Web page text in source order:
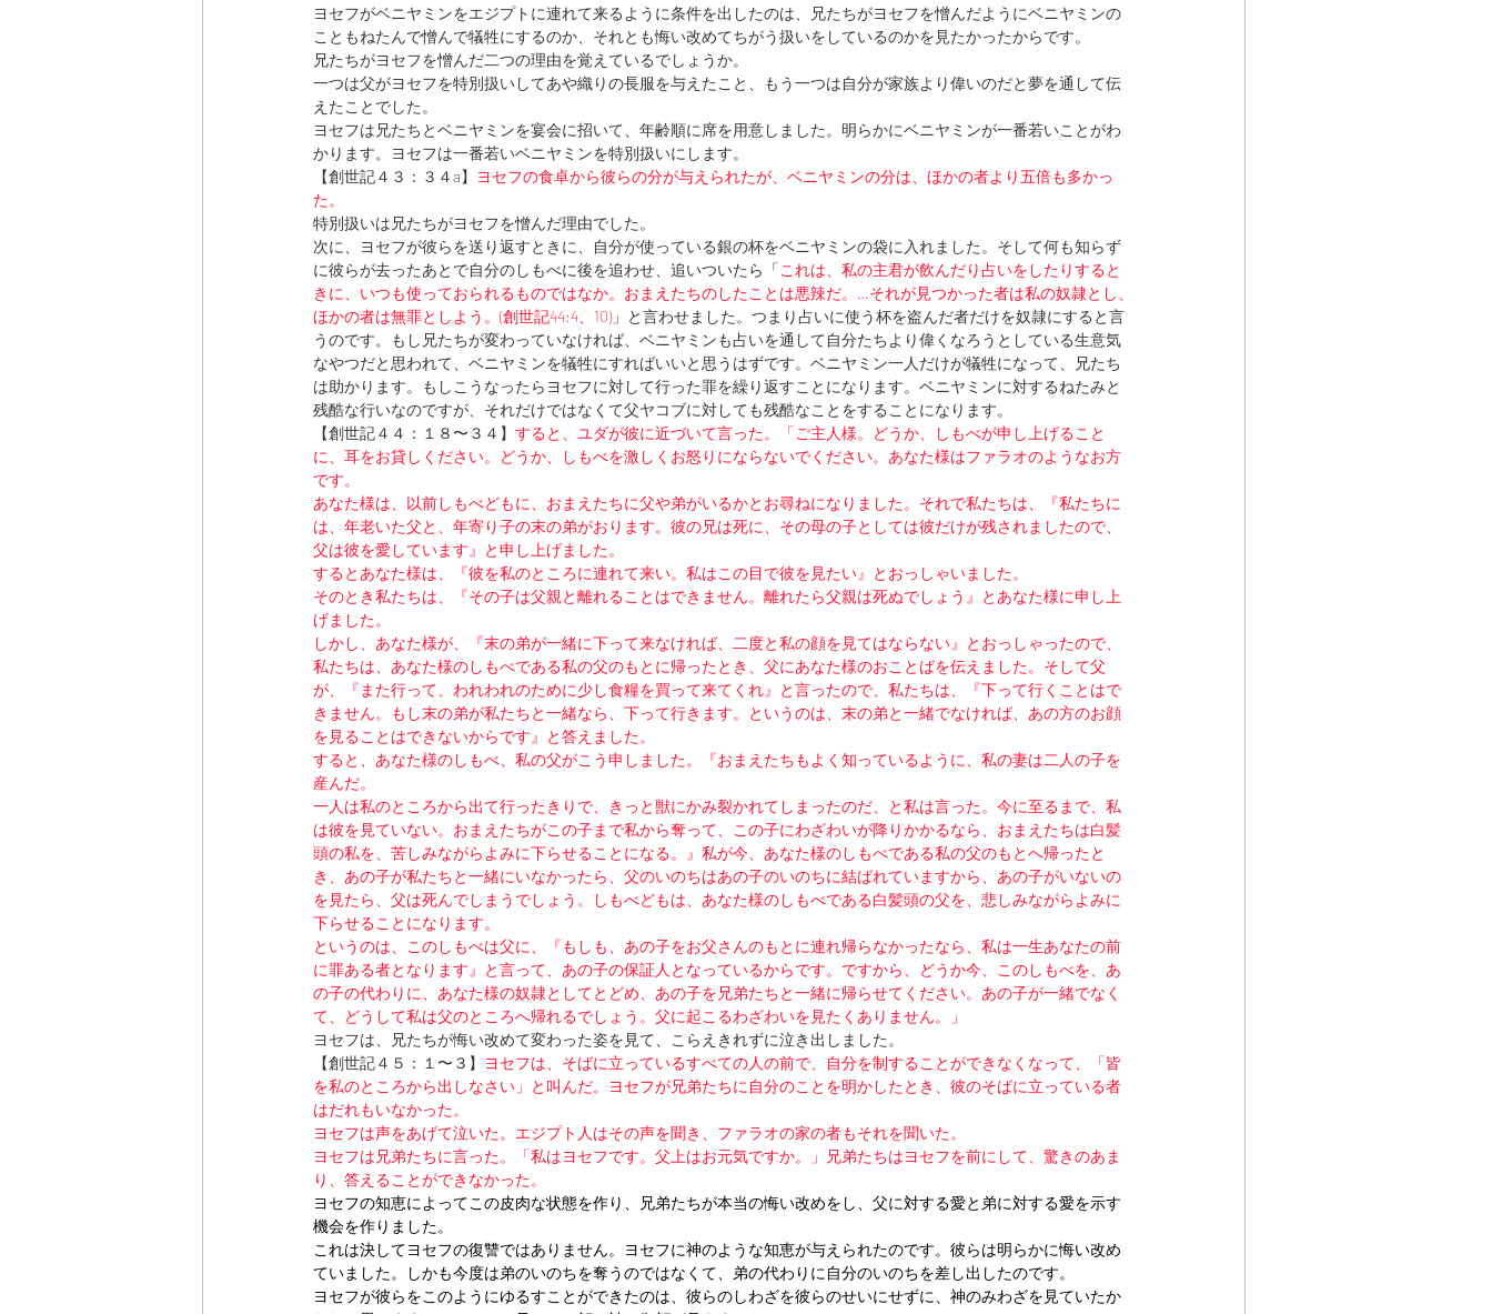
ヨセフがベニヤミンをエジプトに連れて来るように条件を出したのは、兄たちがヨセフを憎んだようにベニヤミンの
こともねたんで憎んで犠牲にするのか、それとも悔い改めてちがう扱いをしているのかを見たかったからです。
兄たちがヨセフを憎んだ二つの理由を覚えているでしょうか。
一つは父がヨセフを特別扱いしてあや織りの長服を与えたこと、もう一つは自分が家族より偉いのだと夢を通して伝
えたことでした。
ヨセフは兄たちとベニヤミンを宴会に招いて、年齢順に席を用意しました。明らかにベニヤミンが一番若いことがわ
かります。ヨセフは一番若いベニヤミンを特別扱いにします。
【創世記４３：３４a】
ヨセフの食卓から彼らの分が与えられたが、ベニヤミンの分は、ほかの者より五倍も多かっ
た。
特別扱いは兄たちがヨセフを憎んだ理由でした。
次に、ヨセフが彼らを送り返すときに、自分が使っている銀の杯をベニヤミンの袋に入れました。そして何も知らず
に彼らが去ったあとで自分のしもべに後を追わせ、追いついたら「これは、私の主君が飲んだり占いをしたりすると
きに、いつも使っておられるものではなか。おまえたちのしたことは悪辣だ。…それが見つかった者は私の奴隷とし、
ほかの者は無罪としよう。(創世記44:4、10)」と言わせました。つまり占いに使う杯を盗んだ者だけを奴隷にすると言
うのです。もし兄たちが変わっていなければ、ベニヤミンも占いを通して自分たちより偉くなろうとしている生意気
なやつだと思われて、ベニヤミンを犠牲にすればいいと思うはずです。ベニヤミン一人だけが犠牲になって、兄たち
は助かります。もしこうなったらヨセフに対して行った罪を繰り返すことになります。ベニヤミンに対するねたみと
残酷な行いなのですが、それだけではなくて父ヤコブに対しても残酷なことをすることになります。
【創世記４４：１８〜３４】 すると、ユダが彼に近づいて言った。「ご主人様。どうか、しもべが申し上げること
に、耳をお貸しください。どうか、しもべを激しくお怒りにならないでください。あなた様はファラオのようなお方
です。
あなた様は、以前しもべどもに、おまえたちに父や弟がいるかとお尋ねになりました。それで私たちは、『私たちに
は、年老いた父と、年寄り子の末の弟がおります。彼の兄は死に、その母の子としては彼だけが残されましたので、
父は彼を愛しています』と申し上げました。
するとあなた様は、『彼を私のところに連れて来い。私はこの目で彼を見たい』とおっしゃいました。
そのとき私たちは、『その子は父親と離れることはできません。離れたら父親は死ぬでしょう』とあなた様に申し上
げました。
しかし、あなた様が、『末の弟が一緒に下って来なければ、二度と私の顔を見てはならない』とおっしゃったので、
私たちは、あなた様のしもべである私の父のもとに帰ったとき、父にあなた様のおことばを伝えました。そして父
が、『また行って、われわれのために少し食糧を買って来てくれ』と言ったので、私たちは、『下って行くことはで
きません。もし末の弟が私たちと一緒なら、下って行きます。というのは、末の弟と一緒でなければ、あの方のお顔
を見ることはできないからです』と答えました。
すると、あなた様のしもべ、私の父がこう申しました。『おまえたちもよく知っているように、私の妻は二人の子を
産んだ。
一人は私のところから出て行ったきりで、きっと獣にかみ裂かれてしまったのだ、と私は言った。今に至るまで、私
は彼を見ていない。おまえたちがこの子まで私から奪って、この子にわざわいが降りかかるなら、おまえたちは白髪
頭の私を、苦しみながらよみに下らせることになる。』私が今、あなた様のしもべである私の父のもとへ帰ったと
き、あの子が私たちと一緒にいなかったら、父のいのちはあの子のいのちに結ばれていますから、あの子がいないの
を見たら、父は死んでしまうでしょう。しもべどもは、あなた様のしもべである白髪頭の父を、悲しみながらよみに
下らせることになります。
というのは、このしもべは父に、『もしも、あの子をお父さんのもとに連れ帰らなかったなら、私は一生あなたの前
に罪ある者となります』と言って、あの子の保証人となっているからです。ですから、どうか今、このしもべを、あ
の子の代わりに、あなた様の奴隷としてとどめ、あの子を兄弟たちと一緒に帰らせてください。あの子が一緒でなく
て、どうして私は父のところへ帰れるでしょう。父に起こるわざわいを見たくありません。」
ヨセフは、兄たちが悔い改めて変わった姿を見て、こらえきれずに泣き出しました。
【創世記４５：１〜３】
ヨセフは、そばに立っているすべての人の前で、自分を制することができなくなって、「皆
を私のところから出しなさい」と叫んだ。ヨセフが兄弟たちに自分のことを明かしたとき、彼のそばに立っている者
はだれもいなかった。
ヨセフは声をあげて泣いた。エジプト人はその声を聞き、ファラオの家の者もそれを聞いた。
ヨセフは兄弟たちに言った。「私はヨセフです。父上はお元気ですか。」兄弟たちはヨセフを前にして、驚きのあま
り、答えることができなかった。
ヨセフの知恵によってこの皮肉な状態を作り、兄弟たちが本当の悔い改めをし、父に対する愛と弟に対する愛を示す
機会を作りました。
これは決してヨセフの復讐ではありません。ヨセフに神のような知恵が与えられたのです。彼らは明らかに悔い改め
ていました。しかも今度は弟のいのちを奪うのではなくて、弟の代わりに自分のいのちを差し出したのです。
ヨセフが彼らをこのようにゆるすことができたのは、彼らのしわざを彼らのせいにせずに、神のみわざを見ていたか